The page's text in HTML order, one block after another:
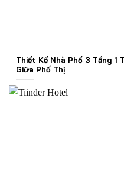
Thiết Kế Nhà Phố 3 Tầng 1
Giữa Phố Thị